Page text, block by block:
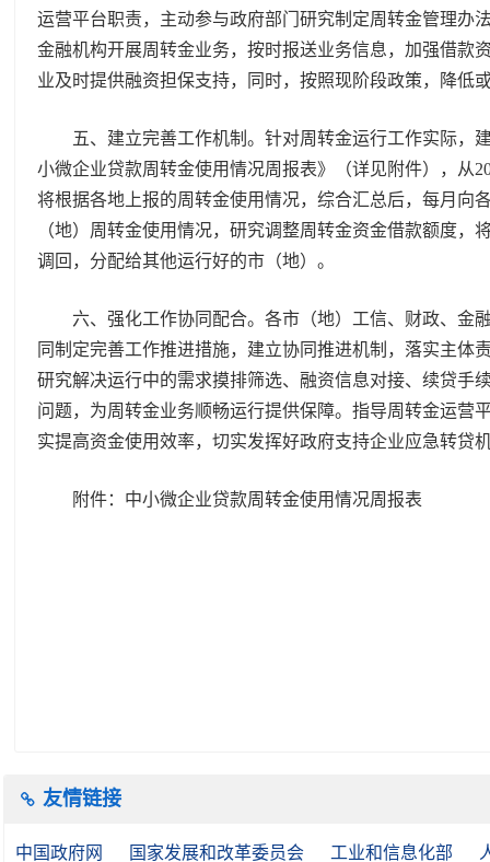
运营平台职责，主动参与政府部门研究制定周转金管理办
金融机构开展周转金业务，按时报送业务信息，加强借款
业及时提供融资担保支持，同时，按照现阶段政策，降低
五、建立完善工作机制。针对周转金运行工作实际，
小微企业贷款周转金使用情况周报表》（详见附件），从
将根据各地上报的周转金使用情况，综合汇总后，每月向
（地）周转金使用情况，研究调整周转金资金借款额度
调回，分配给其他运行好的市（地）。
六、强化工作协同配合。各市（地）工信、财政、金
同制定完善工作推进措施，建立协同推进机制，落实主
研究解决运行中的需求摸排筛选、融资信息对接、续贷手
问题，为周转金业务顺畅运行提供保障。指导周转金运营
实提高资金使用效率，切实发挥好政府支持企业应急转贷
附件：中小微企业贷款周转金使用情况周报表
友情链接
中国政府网 国家发展和改革委员会 工业和信息化部